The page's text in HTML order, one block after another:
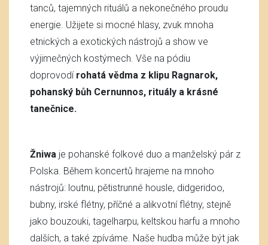
tanců, tajemných rituálů a nekonečného proudu
energie. Užijete si mocné hlasy, zvuk mnoha
etnických a exotických nástrojů a show ve
výjimečných kostýmech. Vše na pódiu
doprovodí rohatá vědma z klipu Ragnarok,
pohanský bůh Cernunnos, rituály a krásné
tanečnice.
Žniwa je pohanské folkové duo a manželský pár z
Polska. Během koncertů hrajeme na mnoho
nástrojů: loutnu, pětistrunné housle, didgeridoo,
bubny, irské flétny, příčné a alikvotní flétny, stejně
jako bouzouki, tagelharpu, keltskou harfu a mnoho
dalších, a také zpíváme. Naše hudba může být jak